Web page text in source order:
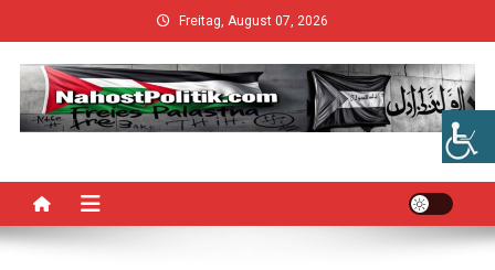
to
content
Freitag, August 07, 2026